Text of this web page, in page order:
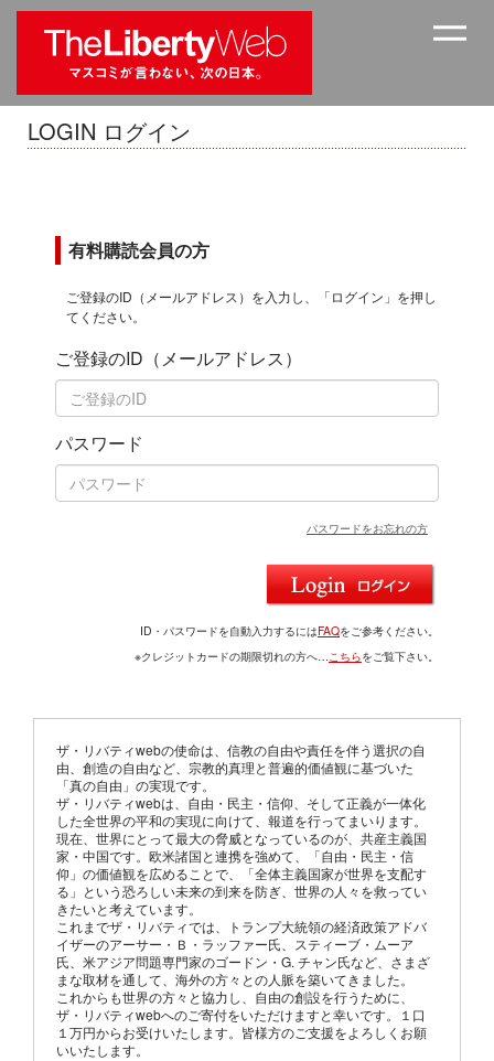
LOGIN ログイン
有料購読会員の方
ご登録のID（メールアドレス）を入力し、「ログイン」を押し
てください。
ご登録のID（メールアドレス）
パスワード
パスワードをお忘れの方
ID・パスワードを自動入力するにはFAQをご参考ください。
※クレジットカードの期限切れの方へ…こちらをご覧下さい。
ザ・リバティwebの使命は、信教の自由や責任を伴う選択の自
由、創造の自由など、宗教的真理と普遍的価値観に基づいた
「真の自由」の実現です。
ザ・リバティwebは、自由・民主・信仰、そして正義が一体化
した全世界の平和の実現に向けて、報道を行ってまいります。
現在、世界にとって最大の脅威となっているのが、共産主義国
家・中国です。欧米諸国と連携を強めて、「自由・民主・信
仰」の価値観を広めることで、「全体主義国家が世界を支配す
る」という恐ろしい未来の到来を防ぎ、世界の人々を救ってい
きたいと考えています。
これまでザ・リバティでは、トランプ大統領の経済政策アドバ
イザーのアーサー・Ｂ・ラッファー氏、スティーブ・ムーア
氏、米アジア問題専門家のゴードン・G. チャン氏など、さまざ
まな取材を通して、海外の方々との人脈を築いてきました。
これからも世界の方々と協力し、自由の創設を行うために、
ザ・リバティwebへのご寄付をいただけますと幸いです。１口
１万円からお受けいたします。皆様方のご支援をよろしくお願
いいたします。